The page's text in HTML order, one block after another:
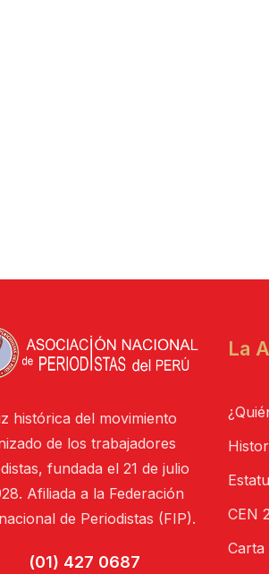
histórica del movimiento
de los trabajadores
fundada el 21 de julio
Afiliada a la Federación
de Periodistas (FIP).
(01) 427 0687
La
CEN
Carta